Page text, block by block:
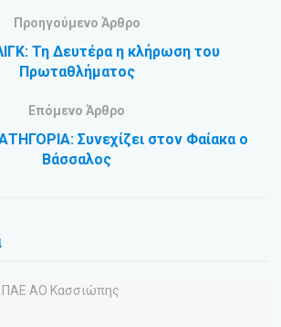
Προηγούμενο Άρθρο
Τη Δευτέρα η κλήρωση του
Πρωταθλήματος
Επόμενο Άρθρο
Συνεχίζει στον Φαίακα ο
Βάσσαλος